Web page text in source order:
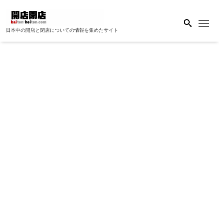
日本中の開店と閉店についての情報を集めたサイト